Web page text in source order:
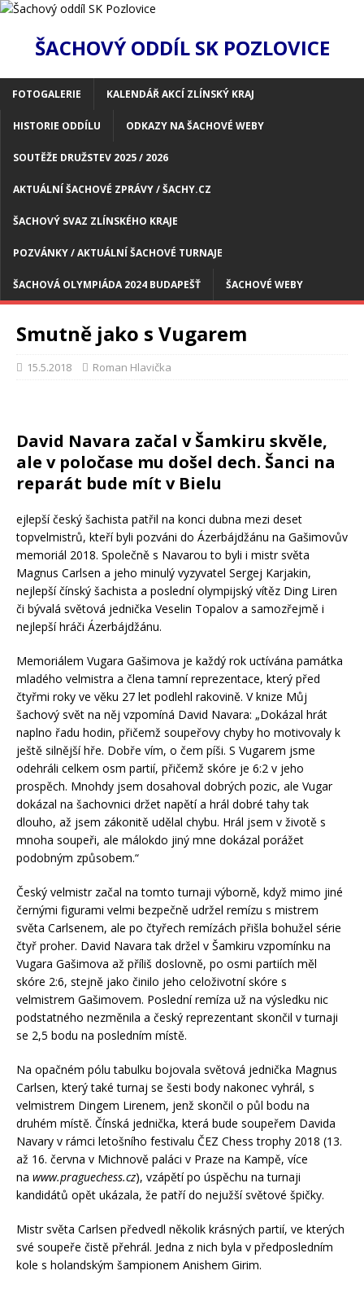
ŠACHOVÝ ODDÍL SK POZLOVICE
FOTOGALERIE KALENDÁŘ AKCÍ ZLÍNSKÝ KRAJ
HISTORIE ODDÍLU ODKAZY NA ŠACHOVÉ WEBY
SOUTĚŽE DRUŽSTEV 2025 / 2026
AKTUÁLNÍ ŠACHOVÉ ZPRÁVY / ŠACHY.CZ
ŠACHOVÝ SVAZ ZLÍNSKÉHO KRAJE
POZVÁNKY / AKTUÁLNÍ ŠACHOVÉ TURNAJE
ŠACHOVÁ OLYMPIÁDA 2024 BUDAPEŠŤ ŠACHOVÉ WEBY
Smutně jako s Vugarem
15.5.2018 Roman Hlavička
David Navara začal v Šamkiru skvěle,
ale v poločase mu došel dech. Šanci na
reparát bude mít v Bielu
ejlepší český šachista patřil na konci dubna mezi deset
topvelmistrů, kteří byli pozváni do Ázerbájdžánu na Gašimovův
memoriál 2018. Společně s Navarou to byli i mistr světa
Magnus Carlsen a jeho minulý vyzyvatel Sergej Karjakin,
nejlepší čínský šachista a poslední olympijský vítěz Ding Liren
či bývalá světová jednička Veselin Topalov a samozřejmě i
nejlepší hráči Ázerbájdžánu.
Memoriálem Vugara Gašimova je každý rok uctívána památka
mladého velmistra a člena tamní reprezentace, který před
čtyřmi roky ve věku 27 let podlehl rakovině. V knize Můj
šachový svět na něj vzpomíná David Navara: „Dokázal hrát
naplno řadu hodin, přičemž soupeřovy chyby ho motivovaly k
ještě silnější hře. Dobře vím, o čem píši. S Vugarem jsme
odehráli celkem osm partií, přičemž skóre je 6:2 v jeho
prospěch. Mnohdy jsem dosahoval dobrých pozic, ale Vugar
dokázal na šachovnici držet napětí a hrál dobré tahy tak
dlouho, až jsem zákonitě udělal chybu. Hrál jsem v životě s
mnoha soupeři, ale málokdo jiný mne dokázal porážet
podobným způsobem.“
Český velmistr začal na tomto turnaji výborně, když mimo jiné
černými figurami velmi bezpečně udržel remízu s mistrem
světa Carlsenem, ale po čtyřech remízách přišla bohužel série
čtyř proher. David Navara tak držel v Šamkiru vzpomínku na
Vugara Gašimova až příliš doslovně, po osmi partiích měl
skóre 2:6, stejně jako činilo jeho celoživotní skóre s
velmistrem Gašimovem. Poslední remíza už na výsledku nic
podstatného nezměnila a český reprezentant skončil v turnaji
se 2,5 bodu na posledním místě.
Na opačném pólu tabulku bojovala světová jednička Magnus
Carlsen, který také turnaj se šesti body nakonec vyhrál, s
velmistrem Dingem Lirenem, jenž skončil o půl bodu na
druhém místě. Čínská jednička, která bude soupeřem Davida
Navary v rámci letošního festivalu ČEZ Chess trophy 2018 (13.
až 16. června v Michnově paláci v Praze na Kampě, více
na www.praguechess.cz), vzápětí po úspěchu na turnaji
kandidátů opět ukázala, že patří do nejužší světové špičky.
Mistr světa Carlsen předvedl několik krásných partií, ve kterých
své soupeře čistě přehrál. Jedna z nich byla v předposledním
kole s holandským šampionem Anishem Girim.